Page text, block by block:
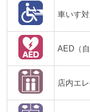
車いす
AED（
店内エ